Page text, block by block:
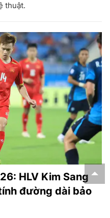
thuật.
HLV Kim Sang
đường dài bảo